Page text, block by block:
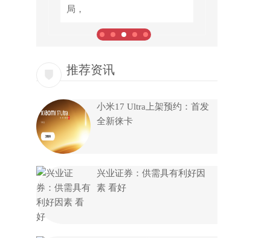
局，
局，
推荐资讯
小米17 Ultra上架预约：首发
全新徕卡
兴业证券：供需具有利好因
素 看好